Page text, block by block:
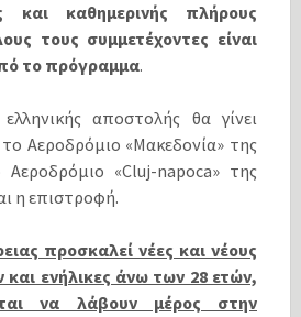
και καθημερινής πλήρους
τους συμμετέχοντες είναι
το πρόγραμμα.
αποστολής θα γίνει
Αεροδρόμιο «Μακεδονία» της
Αεροδρόμιο «Cluj-napoca» της
η επιστροφή.
προσκαλεί νέες και νέους
και ενήλικες άνω των 28 ετών,
να λάβουν μέρος στην